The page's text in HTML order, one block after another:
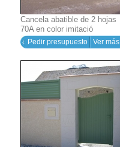
Cancela abatible de 2 hojas
70A en color imitació
Pedir presupuesto Ver más